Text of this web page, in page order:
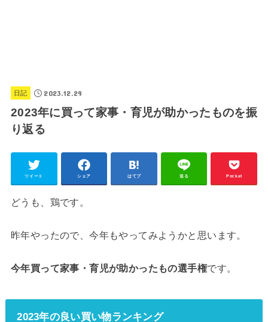
日記 2023.12.29
2023年に買って家事・育児が助かったものを振
り返る
ツイート シェア はてブ 送る Pocket
どうも、鶏です。
昨年やったので、今年もやってみようかと思います。
今年買って家事・育児が助かったもの選手権です。
2023年の良い買い物ランキング